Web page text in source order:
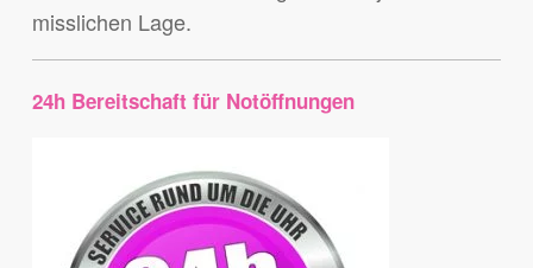
misslichen Lage.
24h Bereitschaft für Notöffnungen